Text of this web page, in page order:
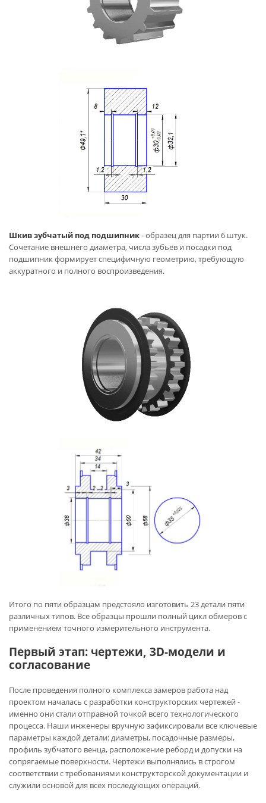
Шкив зубчатый под подшипник- образец для партии 6 штук.
Сочетание внешнего диаметра, числа зубьев и посадки под
подшипник формирует специфичную геометрию, требующую
аккуратного и полного воспроизведения.
Итого по пяти образцам предстояло изготовить 23 детали пяти
различных типов. Все образцы прошли полный цикл обмеров с
применением точного измерительного инструмента.
Первый этап: чертежи, 3D-модели и
согласование
После проведения полного комплекса замеров работа над
проектом началась с разработки конструкторских чертежей -
именно они стали отправной точкой всего технологического
процесса. Наши инженеры вручную зафиксировали все ключевые
параметры каждой детали: диаметры, посадочные размеры,
профиль зубчатого венца, расположение реборд и допуски на
сопрягаемые поверхности. Чертежи выполнялись в строгом
соответствии с требованиями конструкторской документации и
служили основой для всех последующих операций.